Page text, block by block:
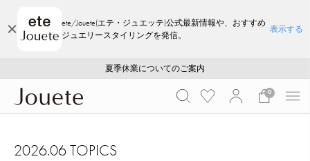
ete/Jouete(エテ・ジュエッテ)公式最新情報や、おすすめ
ジュエリースタイリングを発信。
表示する
採用のご案内
ご注文いただいたお品物のお届け状況について
夏季休業についてのご案内
WEB LIMITED ITEMS >>
採用のご案内
ご注文いただいたお品物のお届け状況について
0
2026.06 TOPICS